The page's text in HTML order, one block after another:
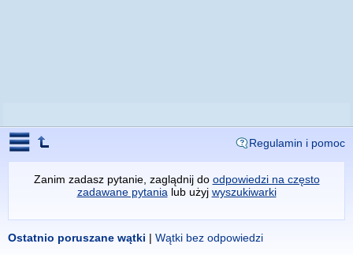
Regulamin i pomoc
Zanim zadasz pytanie, zaglądnij do odpowiedzi na często
zadawane pytania lub użyj wyszukiwarki
Ostatnio poruszane wątki | Wątki bez odpowiedzi